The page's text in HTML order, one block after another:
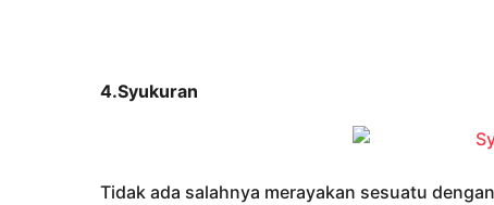
4.Syukuran
Tidak ada salahnya merayakan sesuatu